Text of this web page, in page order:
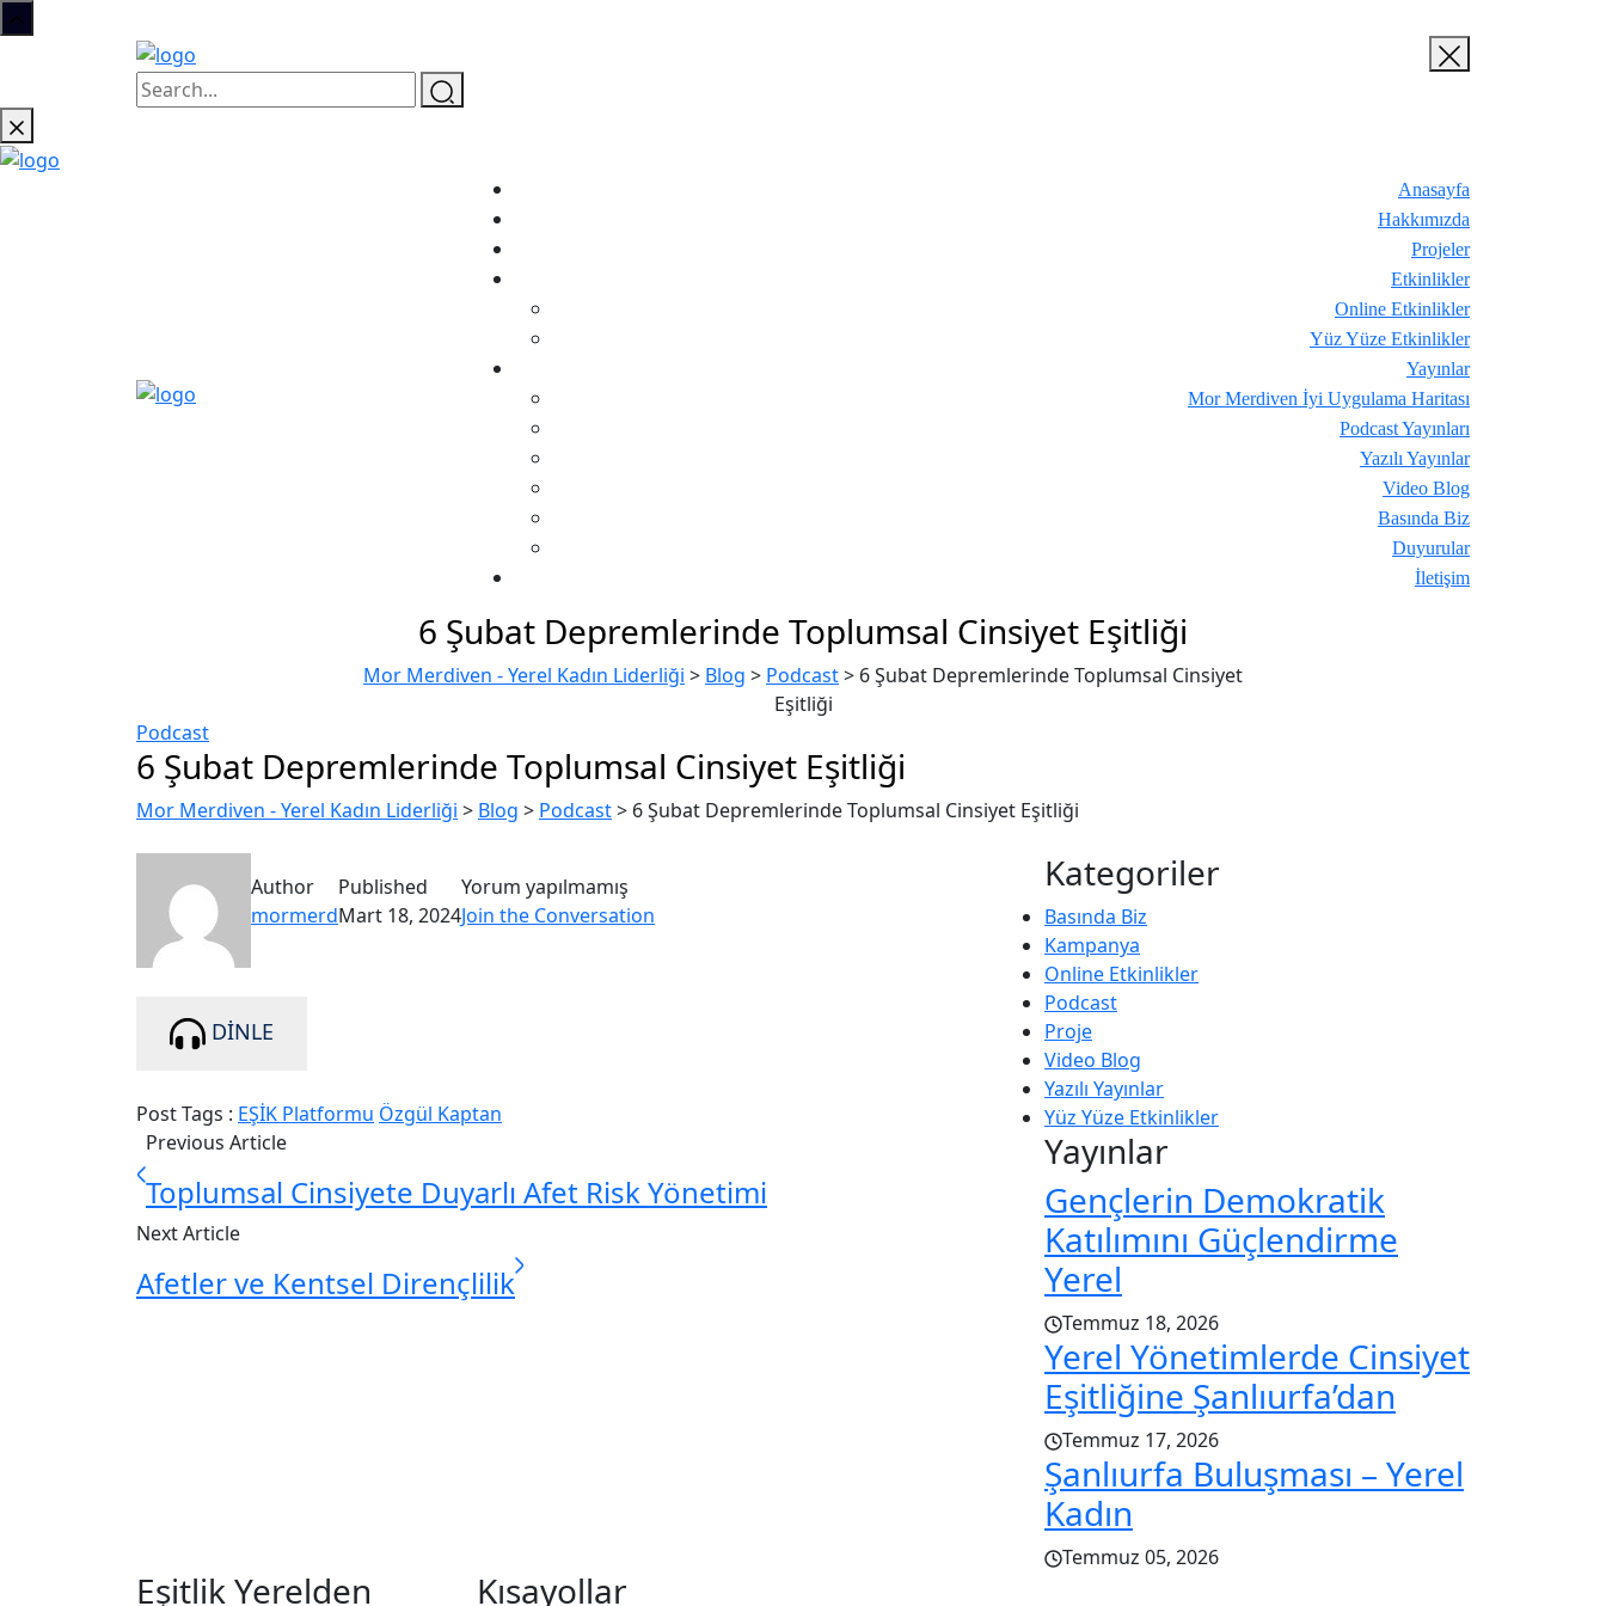
Anasayfa
Hakkımızda
Projeler
Etkinlikler
Online Etkinlikler
Yüz Yüze Etkinlikler
Yayınlar
Mor Merdiven İyi Uygulama Haritası
Podcast Yayınları
Yazılı Yayınlar
Video Blog
Basında Biz
Duyurular
İletişim
6 Şubat Depremlerinde Toplumsal Cinsiyet Eşitliği
Mor Merdiven - Yerel Kadın Liderliği > Blog > Podcast> 6 Şubat Depremlerinde Toplumsal Cinsiyet
Eşitliği
Podcast
6 Şubat Depremlerinde Toplumsal Cinsiyet Eşitliği
Mor Merdiven - Yerel Kadın Liderliği > Blog > Podcast> 6 Şubat Depremlerinde Toplumsal Cinsiyet Eşitliği
Author
mormerd
Published
Mart 18, 2024
Yorum yapılmamış
Join the Conversation
DİNLE
Post Tags : EŞİK Platformu Özgül Kaptan
Previous Article
Toplumsal Cinsiyete Duyarlı Afet Risk Yönetimi
Next Article
Afetler ve Kentsel Dirençlilik
Kategoriler
Basında Biz
Kampanya
Online Etkinlikler
Podcast
Proje
Video Blog
Yazılı Yayınlar
Yüz Yüze Etkinlikler
Yayınlar
Gençlerin Demokratik
Katılımını Güçlendirme
Yerel
Temmuz 18, 2026
Yerel Yönetimlerde Cinsiyet
Eşitliğine Şanlıurfa’dan
Temmuz 17, 2026
Şanlıurfa Buluşması – Yerel
Kadın
Temmuz 05, 2026
Eşitlik Yerelden Kısayollar